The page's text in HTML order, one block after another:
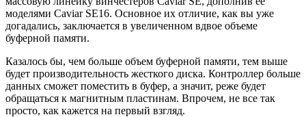
моделями Caviar SE16. Основное их отличие, как вы уже
догадались, заключается в увеличенном вдвое объеме
буферной памяти.
Казалось бы, чем больше объем буферной памяти, тем выше
будет производительность жесткого диска. Контроллер больше
данных сможет поместить в буфер, а значит, реже будет
обращаться к магнитным пластинам. Впрочем, не все так
просто, как кажется на первый взгляд.